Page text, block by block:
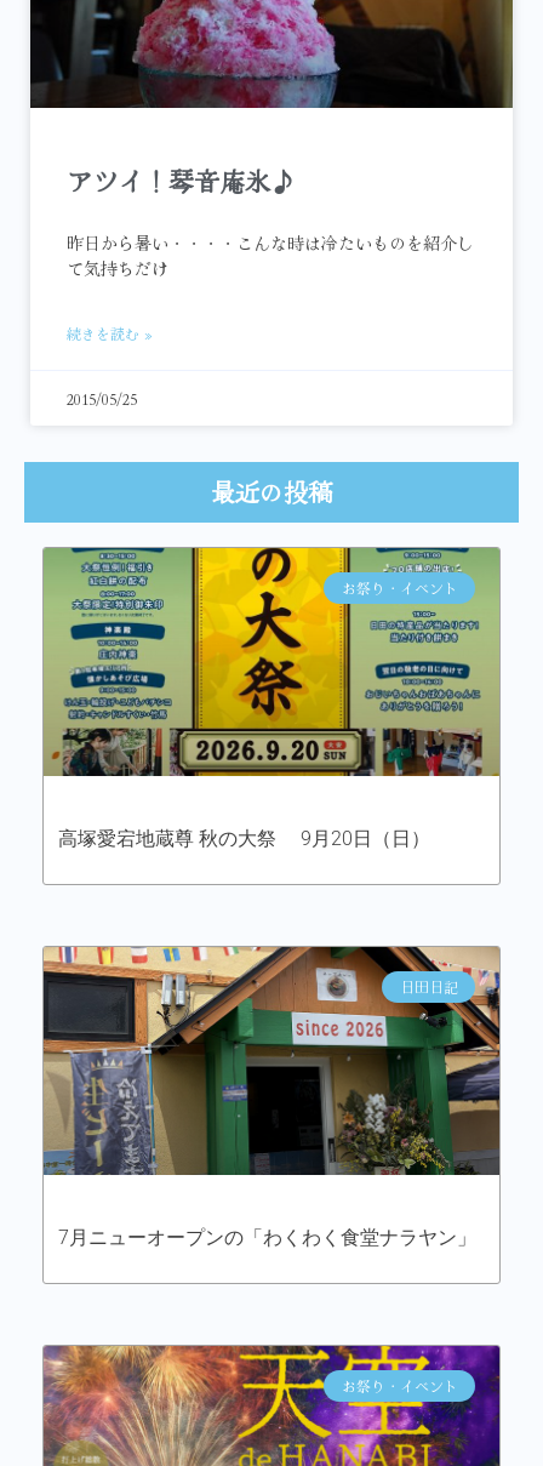
アツイ！琴音庵氷♪
昨日から暑い・・・・こんな時は冷たいものを紹介し
て気持ちだけ
続きを読む »
2015/05/25
最近の投稿
お祭り・イベント
高塚愛宕地蔵尊 秋の大祭 9月20日（日）
日田日記
7月ニューオープンの「わくわく食堂ナラヤン」
お祭り・イベント